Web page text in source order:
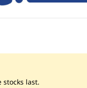
stocks last.